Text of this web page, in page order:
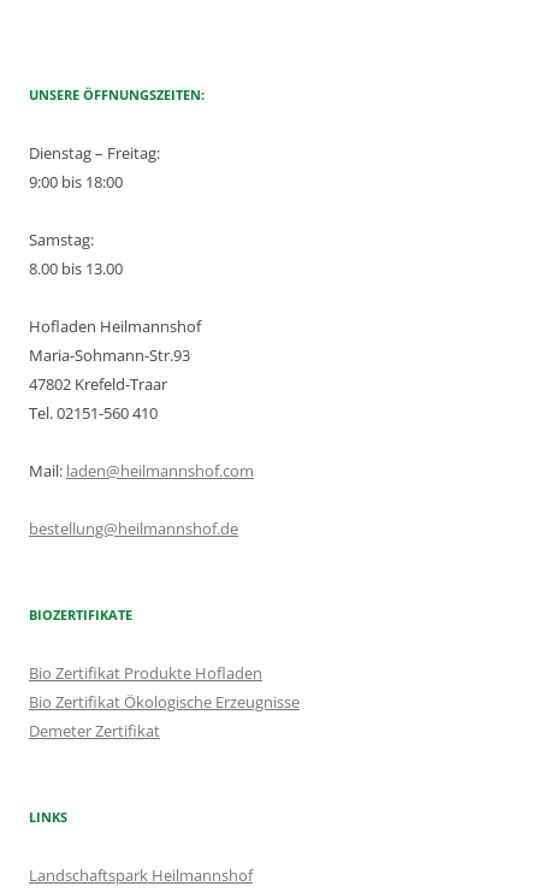
UNSERE ÖFFNUNGSZEITEN:
Dienstag – Freitag:
9:00 bis 18:00
Samstag:
8.00 bis 13.00
Hofladen Heilmannshof
Maria-Sohmann-Str.93
47802 Krefeld-Traar
Tel. 02151-560 410
Mail: laden@heilmannshof.com
bestellung@heilmannshof.de
BIOZERTIFIKATE
Bio Zertifikat Produkte Hofladen
Bio Zertifikat Ökologische Erzeugnisse
Demeter Zertifikat
LINKS
Landschaftspark Heilmannshof